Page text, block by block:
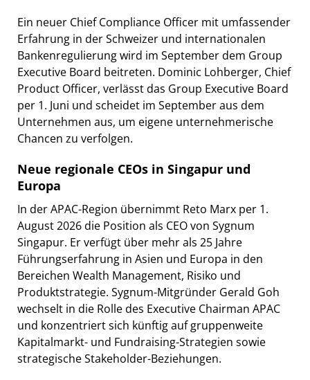
Ein neuer Chief Compliance Officer mit umfassender
Erfahrung in der Schweizer und internationalen
Bankenregulierung wird im September dem Group
Executive Board beitreten. Dominic Lohberger, Chief
Product Officer, verlässt das Group Executive Board
per 1. Juni und scheidet im September aus dem
Unternehmen aus, um eigene unternehmerische
Chancen zu verfolgen.
Neue regionale CEOs in Singapur und
Europa
In der APAC-Region übernimmt Reto Marx per 1.
August 2026 die Position als CEO von Sygnum
Singapur. Er verfügt über mehr als 25 Jahre
Führungserfahrung in Asien und Europa in den
Bereichen Wealth Management, Risiko und
Produktstrategie. Sygnum-Mitgründer Gerald Goh
wechselt in die Rolle des Executive Chairman APAC
und konzentriert sich künftig auf gruppenweite
Kapitalmarkt- und Fundraising-Strategien sowie
strategische Stakeholder-Beziehungen.